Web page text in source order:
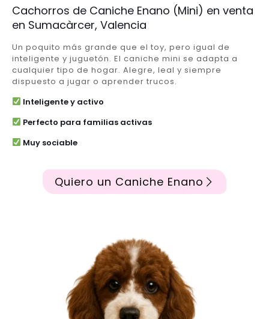
Cachorros de Caniche Enano (Mini) en venta
en Sumacàrcer, Valencia
Un poquito más grande que el toy, pero igual de
inteligente y juguetón. El caniche mini se adapta a
cualquier tipo de hogar. Alegre, leal y siempre
dispuesto a jugar o aprender trucos.
Inteligente y activo
Perfecto para familias activas
Muy sociable
Quiero un Caniche Enano